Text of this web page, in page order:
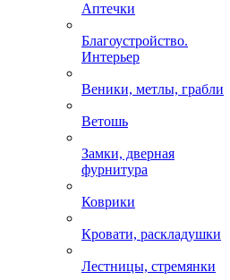
Аптечки
Благоустройство.
Интерьер
Веники, метлы, грабли
Ветошь
Замки, дверная
фурнитура
Коврики
Кровати, раскладушки
Лестницы, стремянки